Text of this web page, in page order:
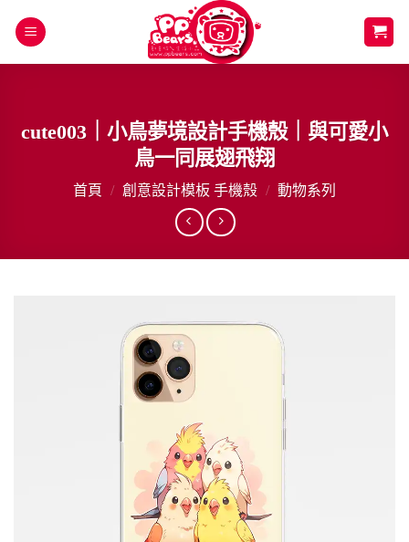
cute003｜小鳥夢境設計手機殼｜與可愛小
鳥一同展翅飛翔
首頁 / 創意設計模板 手機殼 / 動物系列